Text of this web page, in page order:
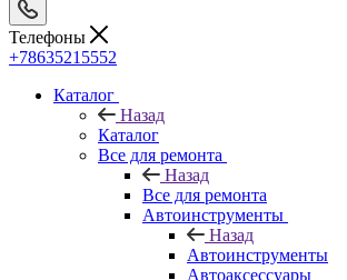
Телефоны
+78635215552
Каталог
Назад
Каталог
Все для ремонта
Назад
Все для ремонта
Автоинструменты
Назад
Автоинструменты
Автоаксессуары